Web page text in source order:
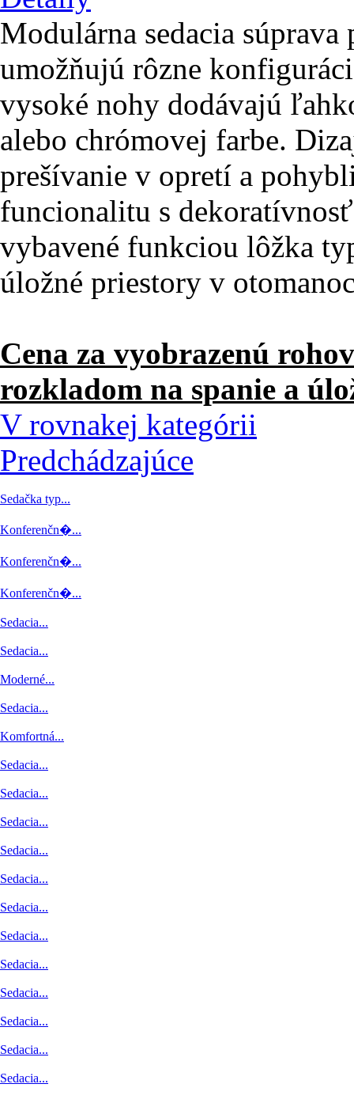
Modulárna sedacia
umožňujú rôzne
vysoké nohy dodávajú
alebo chrómovej farbe.
prešívanie v opretí a
funcionalitu s
vybavené funkciou lôžka
úložné priestory v
Cena za vyobrazenú
rozkladom na spanie a
V rovnakej kategórii
Predchádzajúce
Sedačka typ...
Konferenčn�...
Konferenčn�...
Konferenčn�...
Sedacia...
Sedacia...
Moderné...
Sedacia...
Komfortná...
Sedacia...
Sedacia...
Sedacia...
Sedacia...
Sedacia...
Sedacia...
Sedacia...
Sedacia...
Sedacia...
Sedacia...
Sedacia...
Sedacia...